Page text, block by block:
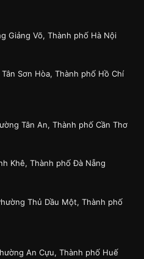
Giảng Võ, Thành phố Hà Nội
Sơn Hòa, Thành phố Hồ Chí
Tân An, Thành phố Cần Thơ
Khê, Thành phố Đà Nẵng
Thủ Dầu Một, Thành phố
An Cựu, Thành phố Huế